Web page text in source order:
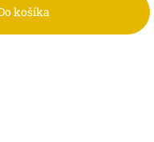
košíka